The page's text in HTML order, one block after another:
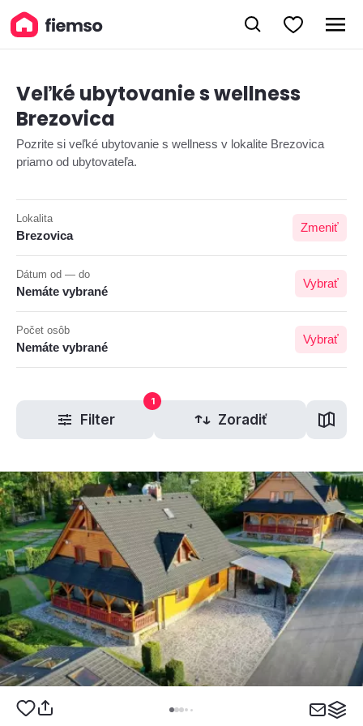
Veľké ubytovanie s wellness
Brezovica
Pozrite si veľké ubytovanie s wellness v lokalite Brezovica
priamo od ubytovateľa.
Lokalita
Brezovica
Zmeniť
Dátum od — do
Nemáte vybrané
Vybrať
Počet osôb
Nemáte vybrané
Vybrať
Filter
1
Zoradiť